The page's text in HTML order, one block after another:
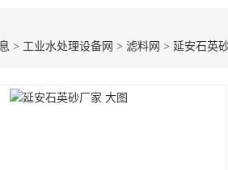
> 工业水处理设备网 > 滤料网 > 延安石英